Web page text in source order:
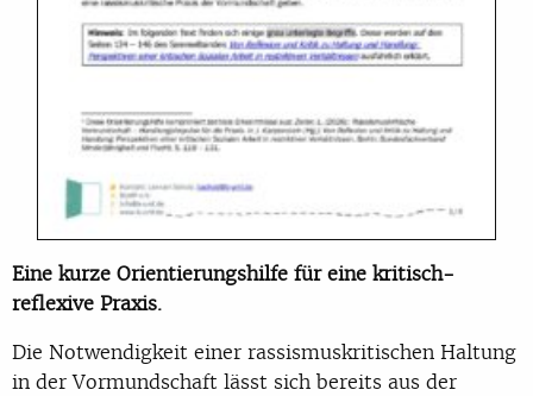
Eine kurze Orientierungshilfe für eine kritisch-
reflexive Praxis.
Die Notwendigkeit einer rassismuskritischen Haltung
in der Vormundschaft lässt sich bereits aus der